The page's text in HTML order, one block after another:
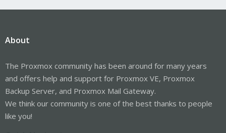
About
The Proxmox community has been around for many years
and offers help and support for Proxmox VE, Proxmox
Backup Server, and Proxmox Mail Gateway.
We think our community is one of the best thanks to people
like you!